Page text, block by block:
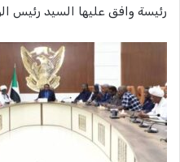
رئيسة وافق عليها السيد رئيس